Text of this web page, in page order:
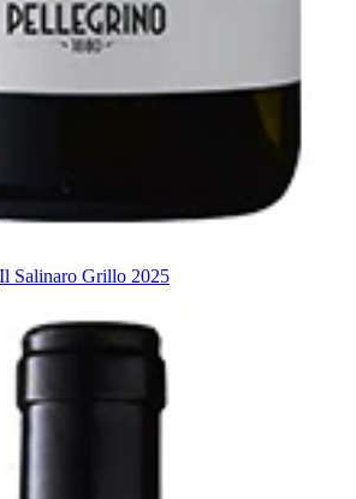
Il Salinaro Grillo 2025